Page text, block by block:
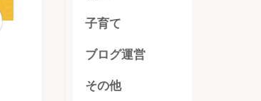
子育て
ブログ運営
その他